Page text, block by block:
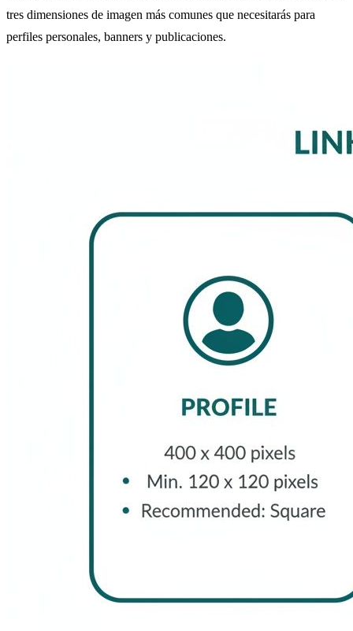
tres dimensiones de imagen más comunes que necesitarás para
perfiles personales, banners y publicaciones.